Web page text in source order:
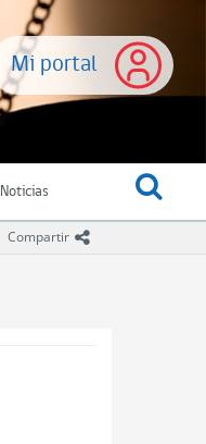
Mi portal
Noticias
Compartir icono compartir